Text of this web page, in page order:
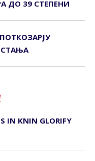
ДО 39 СТЕПЕНИ
IN KNIN GLORIFY